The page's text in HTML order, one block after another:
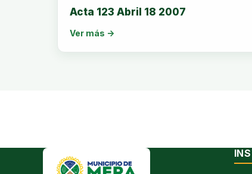
Acta 123 Abril 18 2007
Ver más →